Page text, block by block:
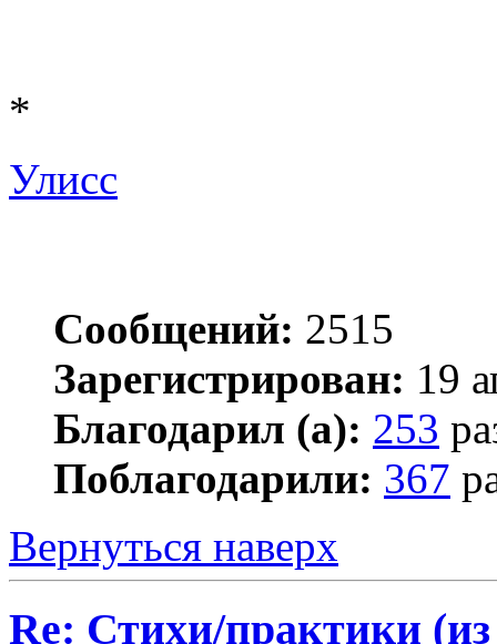
*
Улисс
Сообщений: 2515
Зарегистрирован: 19
Благодарил (а): 253
Поблагодарили: 367
Вернуться наверх
Re: Стихи/практики